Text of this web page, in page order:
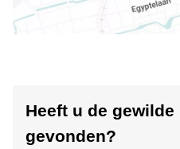
Heeft u de
gevonden?